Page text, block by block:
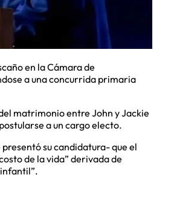
en la Cámara de
a una concurrida primaria
matrimonio entre John y Jackie
a un cargo electo.
su candidatura- que el
de la vida” derivada de